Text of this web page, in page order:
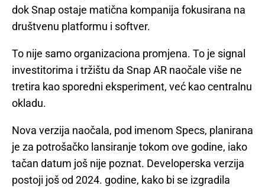
dok Snap ostaje matična kompanija fokusirana na
društvenu platformu i softver.
To nije samo organizaciona promjena. To je signal
investitorima i tržištu da Snap AR naočale više ne
tretira kao sporedni eksperiment, već kao centralnu
okladu.
Nova verzija naočala, pod imenom Specs, planirana
je za potrošačko lansiranje tokom ove godine, iako
tačan datum još nije poznat. Developerska verzija
postoji još od 2024. godine, kako bi se izgradila